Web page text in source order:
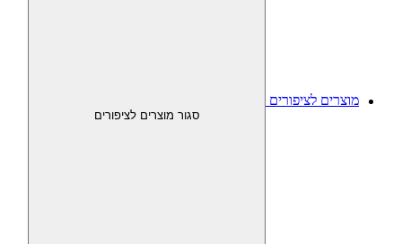
מוצרים לציפורים
סגור מוצרים לציפורים